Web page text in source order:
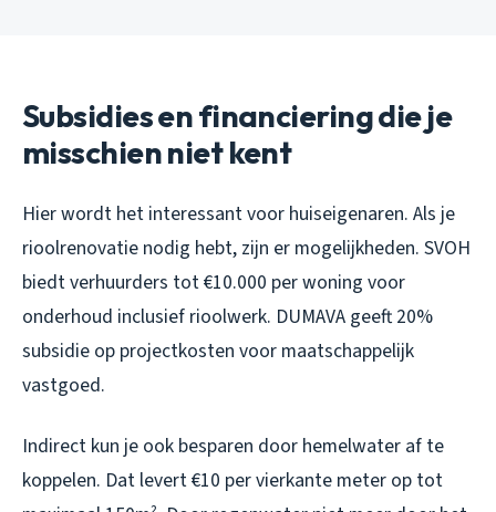
Subsidies en financiering die je
misschien niet kent
Hier wordt het interessant voor huiseigenaren. Als je
rioolrenovatie nodig hebt, zijn er mogelijkheden. SVOH
biedt verhuurders tot €10.000 per woning voor
onderhoud inclusief rioolwerk. DUMAVA geeft 20%
subsidie op projectkosten voor maatschappelijk
vastgoed.
Indirect kun je ook besparen door hemelwater af te
koppelen. Dat levert €10 per vierkante meter op tot